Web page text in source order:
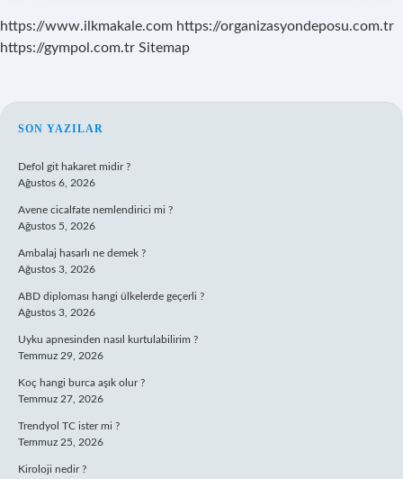
https://www.ilkmakale.com https://organizasyondeposu.com.tr
https://gympol.com.tr Sitemap
SIDEBAR
SON YAZILAR
Defol git hakaret midir ?
Ağustos 6, 2026
Avene cicalfate nemlendirici mi ?
Ağustos 5, 2026
Ambalaj hasarlı ne demek ?
Ağustos 3, 2026
ABD diploması hangi ülkelerde geçerli ?
Ağustos 3, 2026
Uyku apnesinden nasıl kurtulabilirim ?
Temmuz 29, 2026
Koç hangi burca aşık olur ?
Temmuz 27, 2026
Trendyol TC ister mi ?
Temmuz 25, 2026
Kiroloji nedir ?